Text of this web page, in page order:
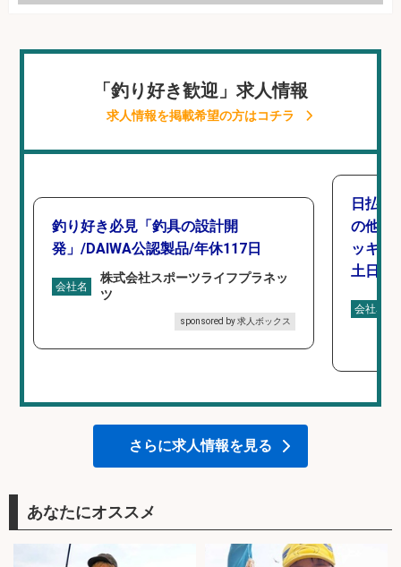
「釣り好き歓迎」求人情報
求人情報を掲載希望の方はコチラ
釣り好き必見「釣具の設計開
発」/DAIWA公認製品/年休117日
会社名
株式会社スポーツライフプラネッ
ツ
sponsored by 求人ボックス
日払い
の他/
ッキン
土日休
会社名
さらに求人情報を見る
あなたにオススメ